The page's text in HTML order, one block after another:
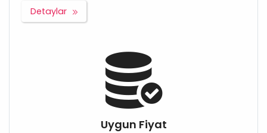
Detaylar
Uygun Fiyat